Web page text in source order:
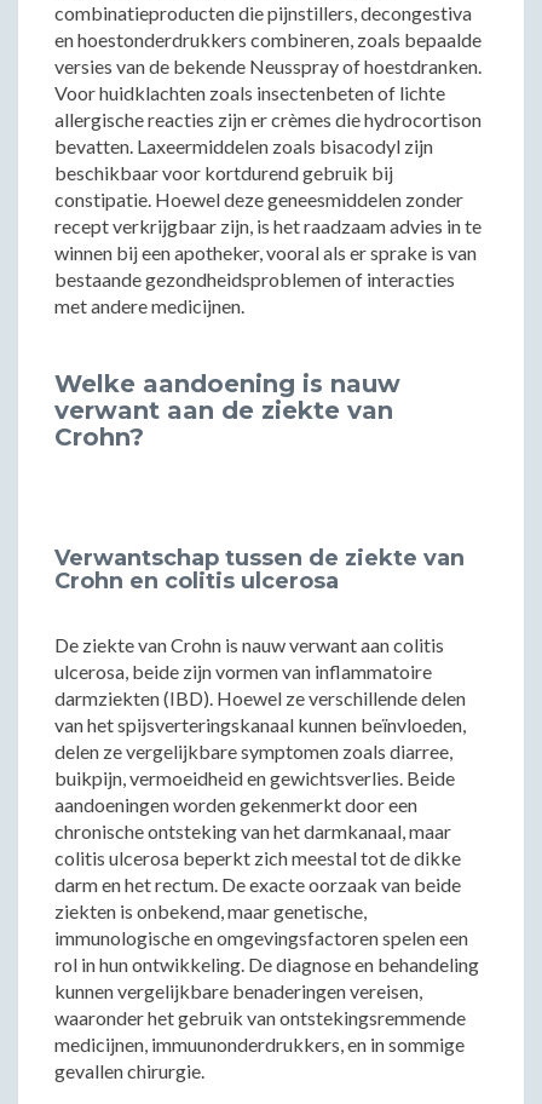
combinatieproducten die pijnstillers, decongestiva
en hoestonderdrukkers combineren, zoals bepaalde
versies van de bekende Neusspray of hoestdranken.
Voor huidklachten zoals insectenbeten of lichte
allergische reacties zijn er crèmes die hydrocortison
bevatten. Laxeermiddelen zoals bisacodyl zijn
beschikbaar voor kortdurend gebruik bij
constipatie. Hoewel deze geneesmiddelen zonder
recept verkrijgbaar zijn, is het raadzaam advies in te
winnen bij een apotheker, vooral als er sprake is van
bestaande gezondheidsproblemen of interacties
met andere medicijnen.
Welke aandoening is nauw
verwant aan de ziekte van
Crohn?
Verwantschap tussen de ziekte van
Crohn en colitis ulcerosa
De ziekte van Crohn is nauw verwant aan colitis
ulcerosa, beide zijn vormen van inflammatoire
darmziekten (IBD). Hoewel ze verschillende delen
van het spijsverteringskanaal kunnen beïnvloeden,
delen ze vergelijkbare symptomen zoals diarree,
buikpijn, vermoeidheid en gewichtsverlies. Beide
aandoeningen worden gekenmerkt door een
chronische ontsteking van het darmkanaal, maar
colitis ulcerosa beperkt zich meestal tot de dikke
darm en het rectum. De exacte oorzaak van beide
ziekten is onbekend, maar genetische,
immunologische en omgevingsfactoren spelen een
rol in hun ontwikkeling. De diagnose en behandeling
kunnen vergelijkbare benaderingen vereisen,
waaronder het gebruik van ontstekingsremmende
medicijnen, immuunonderdrukkers, en in sommige
gevallen chirurgie.